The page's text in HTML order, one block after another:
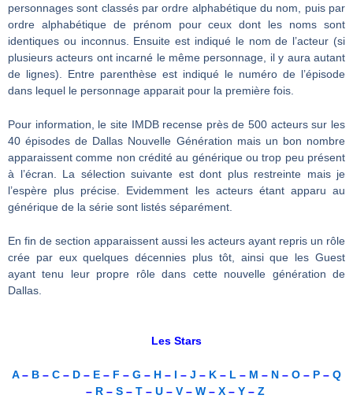
personnages sont classés par ordre alphabétique du nom, puis par
ordre alphabétique de prénom pour ceux dont les noms sont
identiques ou inconnus. Ensuite est indiqué le nom de l’acteur (si
plusieurs acteurs ont incarné le même personnage, il y aura autant
de lignes). Entre parenthèse est indiqué le numéro de l’épisode
dans lequel le personnage apparait pour la première fois.
Pour information, le site IMDB recense près de 500 acteurs sur les
40 épisodes de Dallas Nouvelle Génération mais un bon nombre
apparaissent comme non crédité au générique ou trop peu présent
à l’écran. La sélection suivante est dont plus restreinte mais je
l’espère plus précise. Evidemment les acteurs étant apparu au
générique de la série sont listés séparément.
En fin de section apparaissent aussi les acteurs ayant repris un rôle
crée par eux quelques décennies plus tôt, ainsi que les Guest
ayant tenu leur propre rôle dans cette nouvelle génération de
Dallas.
Les Stars
A– B – C – D – E – F – G – H – I – J – K – L – M – N – O – P – Q
– R– S– T– U– V– W– X– Y– Z